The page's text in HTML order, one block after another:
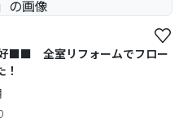
■■ 全室リフォームでフロー